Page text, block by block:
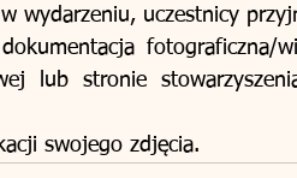
w wydarzeniu, uczestnicy
fotograficzna/
lub stronie
swojego zdjęcia.